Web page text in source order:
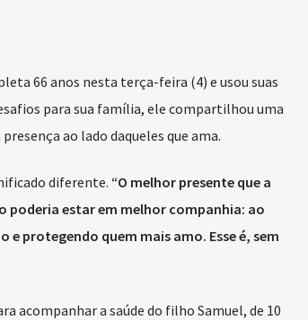
66 anos nesta terça-feira (4) e usou suas
para sua família, ele compartilhou uma
ao lado daqueles que ama.
diferente. “O melhor presente que a
poderia estar em melhor companhia: ao
protegendo quem mais amo. Esse é, sem
acompanhar a saúde do filho Samuel, de 10